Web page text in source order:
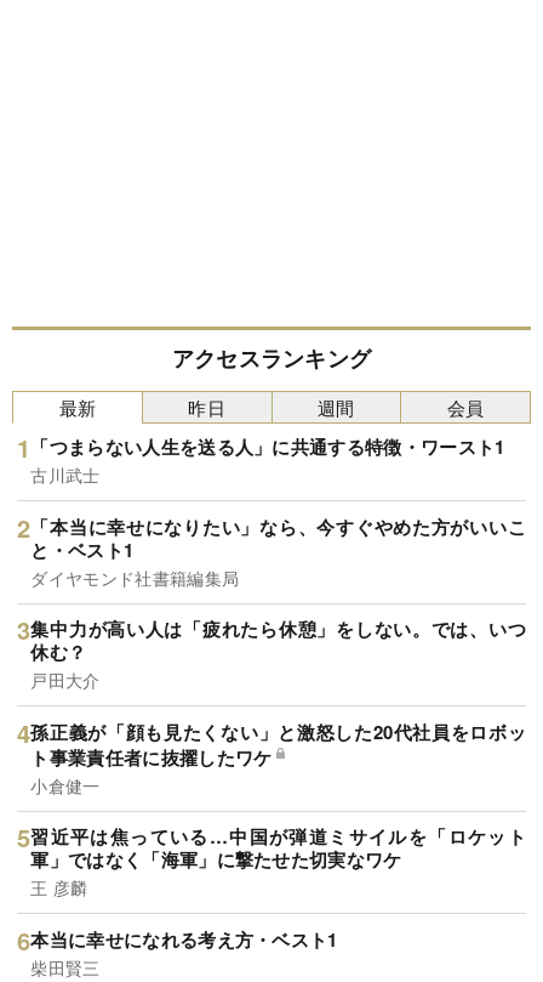
アクセスランキング
最新
「つまらない人生を送る人」に共通する特徴・ワースト1
古川武士
「本当に幸せになりたい」なら、今すぐやめた方がいいこ
と・ベスト1
ダイヤモンド社書籍編集局
集中力が高い人は「疲れたら休憩」をしない。では、いつ
休む？
戸田大介
孫正義が「顔も見たくない」と激怒した20代社員をロボッ
ト事業責任者に抜擢したワケ
小倉健一
習近平は焦っている…中国が弾道ミサイルを「ロケット
軍」ではなく「海軍」に撃たせた切実なワケ
王 彦麟
本当に幸せになれる考え方・ベスト1
柴田賢三
昨日 週間 会員